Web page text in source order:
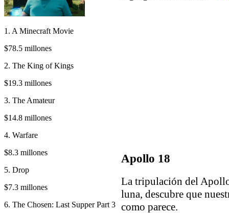
1. A Minecraft Movie
$78.5 millones
2. The King of Kings
$19.3 millones
3. The Amateur
$14.8 millones
4. Warfare
$8.3 millones
5. Drop
$7.3 millones
6. The Chosen: Last Supper Part 3
Apollo 18
La tripulación del
luna, descubre que
como parece.